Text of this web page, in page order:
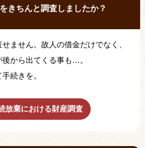
きちんと調査しましたか？
ません。故人の借金だけでなく、
から出てくる事も…。
続きを。
放棄における財産調査